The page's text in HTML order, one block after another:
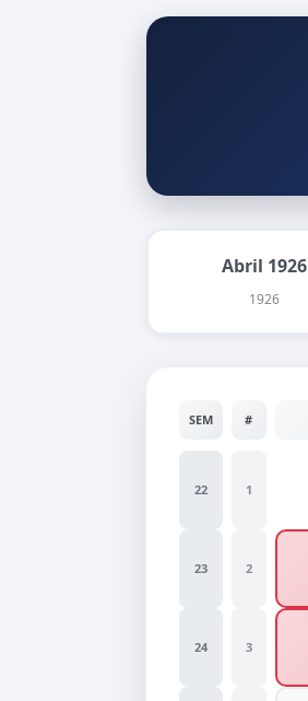
Abril 1926
1926
SEM #
22 1
23 2
24 3